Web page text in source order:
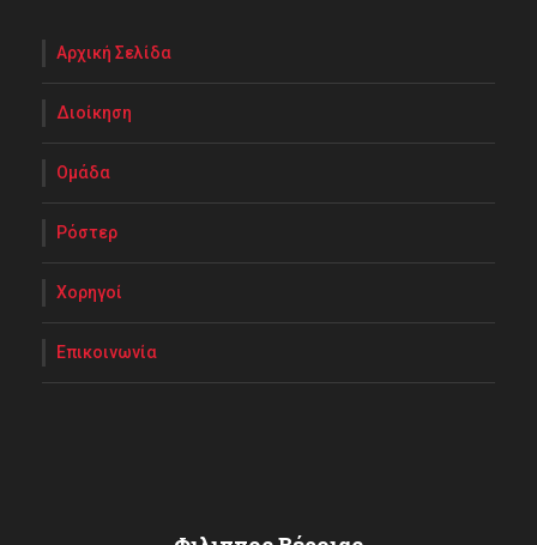
Αρχική Σελίδα
Διοίκηση
Ομάδα
Ρόστερ
Χορηγοί
Επικοινωνία